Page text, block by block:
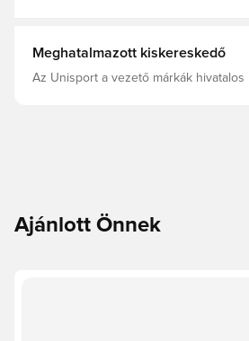
Meghatalmazott kiskereskedő
Az Unisport a vezető márkák
Ajánlott Önnek